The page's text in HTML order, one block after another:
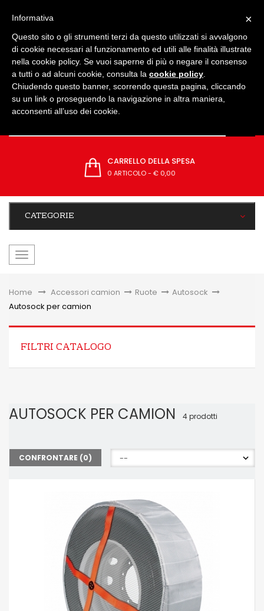
CARRELLO DELLA SPESA
0 ARTICOLO- € 0,00
CATEGORIE
navigazione
Home &gt;Accessori camion > Ruote > Autosock >
Autosock per camion
FILTRI CATALOGO
AUTOSOCK PER CAMION 4 prodotti
CONFRONTARE (0)
×
Informativa
Questo sito o gli strumenti terzi da questo utilizzati si avvalgono
di cookie necessari al funzionamento ed utili alle finalità illustrate
nella cookie policy. Se vuoi saperne di più o negare il consenso
a tutti o ad alcuni cookie, consulta la cookie policy
Chiudendo questo banner, scorrendo questa pagina, cliccando
su un link o proseguendo la navigazione in altra maniera,
acconsenti all’uso dei cookie.